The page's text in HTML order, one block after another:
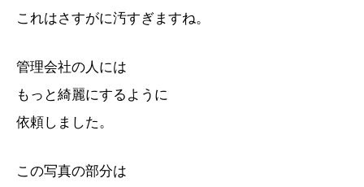
これはさすがに汚すぎますね。
管理会社の人には
もっと綺麗にするように
依頼しました。
この写真の部分は